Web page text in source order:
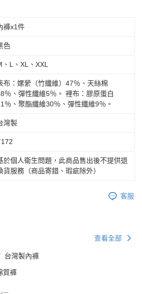
褲x1件
色
、L、XL、XXL
布：嫘縈（竹纖維）47％、天絲棉
％、彈性纖維5％。 裡布：膠原蛋白
％、聚酯纖維30％、彈性纖維9％。
灣製
於個人衛生問題，此商品售出後不提供退
貨服務（商品寄錯、瑕疵除外）
客服
查看全部
台灣製內褲
質褲